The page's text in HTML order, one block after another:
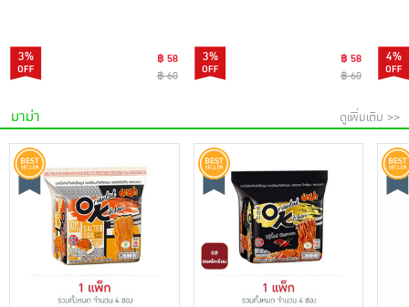
3%
฿ 58
฿ 60
3%
฿ 58
฿ 60
4%
มาม่า ดูเพิ่มเติม >>